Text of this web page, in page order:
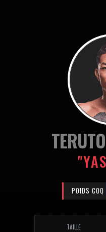
POIDS COQ
TAILLE